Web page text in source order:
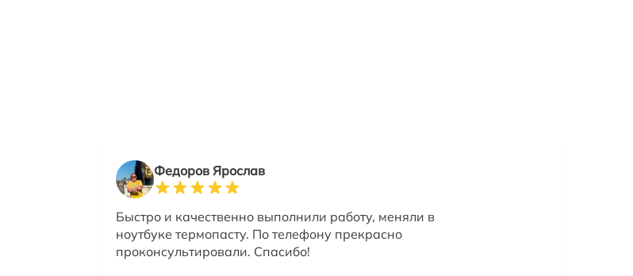
Федоров Ярослав
Быстро и качественно выполнили работу, меняли в
ноутбуке термопасту. По телефону прекрасно
проконсультировали. Спасибо!